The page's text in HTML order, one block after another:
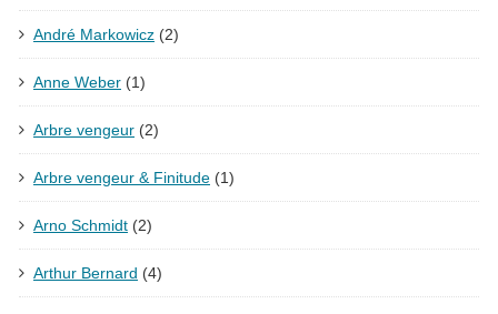
André Markowicz (2)
Anne Weber (1)
Arbre vengeur (2)
Arbre vengeur & Finitude (1)
Arno Schmidt (2)
Arthur Bernard (4)